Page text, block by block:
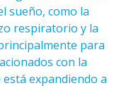
sueño, como la
respiratorio y la
para
con la
expandiendo a